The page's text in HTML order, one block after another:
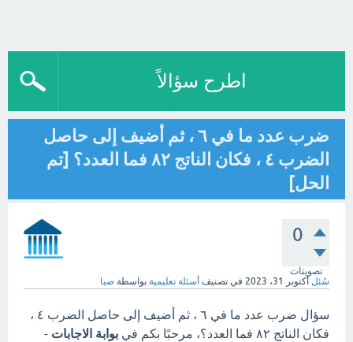
اطرح سؤالاً
ضرب عدد ما في ٦ ، ثم أضيف إلى حاصل
الضرب ٤ ، فكان الناتج ٨٢ فما العدد؟ [تم
الحل]
0
تصويتات
سُئل أكتوبر 31، 2023 في تصنيف أسئلة تعليمية بواسطة صبا
سؤال ضرب عدد ما في ٦ ، ثم أضيف إلى حاصل الضرب ٤ ،
فكان الناتج ٨٢ فما العدد؟، مرحبًا بكم في
بوابة الاجابات -